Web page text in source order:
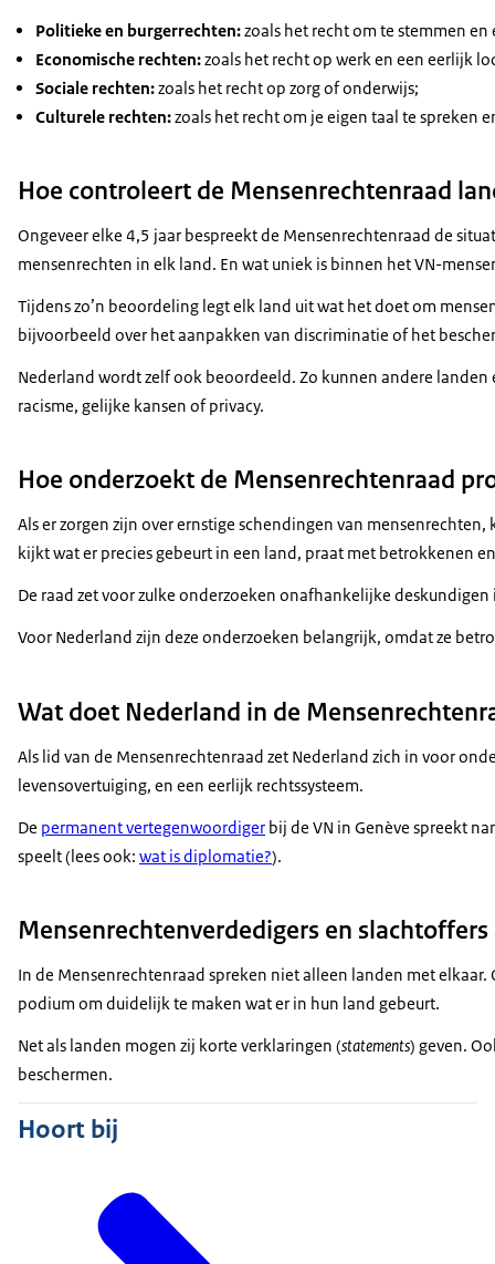
Politieke en burgerrechten:zoals het recht om te stemmen
Economische rechten:zoals het recht op werk en een eerlijk
Sociale rechten:zoals het recht op zorg of onderwijs;
Culturele rechten:zoals het recht om je eigen taal te spreken
Hoe controleert de Mensenrechtenraad
Ongeveer elke 4,5 jaar bespreekt de Mensenrechtenraad de
mensenrechten in elk land. En wat uniek is binnen het VN-
Tijdens zo’n beoordeling legt elk land uit wat het doet om
bijvoorbeeld over het aanpakken van discriminatie of het
Nederland wordt zelf ook beoordeeld. Zo kunnen andere
racisme, gelijke kansen of privacy.
Hoe onderzoekt de Mensenrechtenraad
Als er zorgen zijn over ernstige schendingen van
kijkt wat er precies gebeurt in een land, praat met betrokkenen
De raad zet voor zulke onderzoeken onafhankelijke
Voor Nederland zijn deze onderzoeken belangrijk, omdat ze
Wat doet Nederland in de
Als lid van de Mensenrechtenraad zet Nederland zich in voor
levensovertuiging, en een eerlijk rechtssysteem.
De permanent vertegenwoordiger bij de VN in Genève spreekt
speelt (lees ook: wat is diplomatie?).
Mensenrechtenverdedigers en
In de Mensenrechtenraad spreken niet alleen landen met
podium om duidelijk te maken wat er in hun land gebeurt.
Net als landen mogen zij korte verklaringen (statements) geven.
beschermen.
Hoort bij